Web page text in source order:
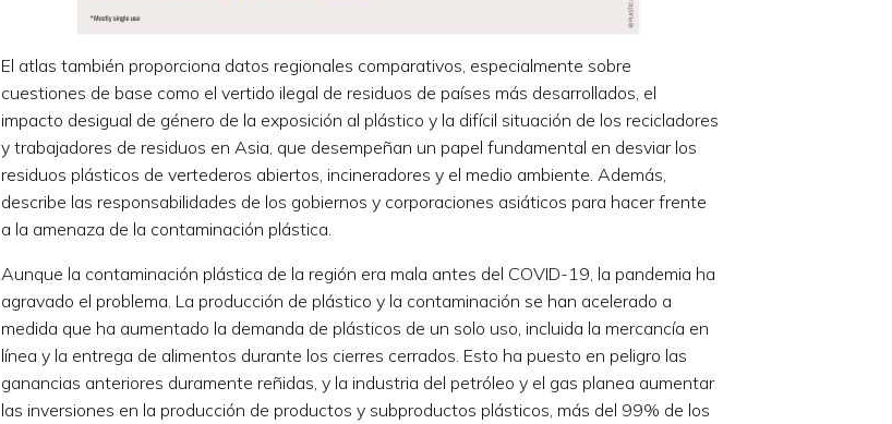
El atlas también proporciona datos regionales comparativos, especialmente sobre
cuestiones de base como el vertido ilegal de residuos de países más desarrollados, el
impacto desigual de género de la exposición al plástico y la difícil situación de los recicladores
y trabajadores de residuos en Asia, que desempeñan un papel fundamental en desviar los
residuos plásticos de vertederos abiertos, incineradores y el medio ambiente. Además,
describe las responsabilidades de los gobiernos y corporaciones asiáticos para hacer frente
a la amenaza de la contaminación plástica.
Aunque la contaminación plástica de la región era mala antes del COVID-19, la pandemia ha
agravado el problema. La producción de plástico y la contaminación se han acelerado a
medida que ha aumentado la demanda de plásticos de un solo uso, incluida la mercancía en
línea y la entrega de alimentos durante los cierres cerrados. Esto ha puesto en peligro las
ganancias anteriores duramente reñidas, y la industria del petróleo y el gas planea aumentar
las inversiones en la producción de productos y subproductos plásticos, más del 99% de los